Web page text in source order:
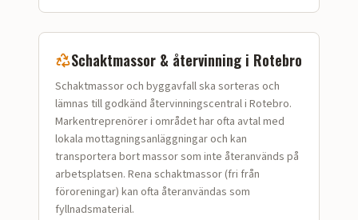
Schaktmassor & återvinning i Rotebro
Schaktmassor och bygg­avfall ska sorteras och
lämnas till godkänd återvinningscentral i Rotebro.
Markentreprenörer i området har ofta avtal med
lokala mottagningsanläggningar och kan
transportera bort massor som inte återanvänds på
arbetsplatsen. Rena schaktmassor (fri från
föroreningar) kan ofta återanvändas som
fyllnadsmaterial.